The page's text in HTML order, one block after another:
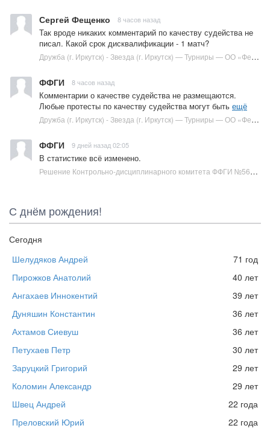
Сергей Фещенко 8 часов назад
Так вроде никаких комментарий по качеству судейства не
писал. Какой срок дисквалификации - 1 матч?
Дружба (г. Иркутск) - Звезда (г. Иркутск) — Турниры — ОО «Федерация футбола города Иркутска» :: Футбол в Иркутске
ФФГИ 8 часов назад
Комментарии о качестве судейства не размещаются.
Любые протесты по качеству судейства могут быть ещё
Дружба (г. Иркутск) - Звезда (г. Иркутск) — Турниры — ОО «Федерация футбола города Иркутска» :: Футбол в Иркутске
ФФГИ 9 дней назад 02:05
В статистике всё изменено.
Решение Контрольно-дисциплинарного комитета ФФГИ №569-6/2026 — Решения КДК и Апелляционного комитета — ОО «Федерация футбола города Иркутска» :: Футбол в Иркутске
С днём рождения!
Сегодня
Шелудяков Андрей
71 год
Пирожков Анатолий
40 лет
Ангахаев Иннокентий
39 лет
Дуняшин Константин
36 лет
Ахтамов Сиевуш
36 лет
Петухаев Петр
30 лет
Заруцкий Григорий
29 лет
Коломин Александр
29 лет
Швец Андрей
22 года
Преловский Юрий
22 года